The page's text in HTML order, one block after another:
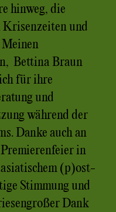
hinweg, die
Krisenzeiten und
Bettina Braun
für ihre
und
während der
Danke auch an
in
(p)ost-
Stimmung und
Dank